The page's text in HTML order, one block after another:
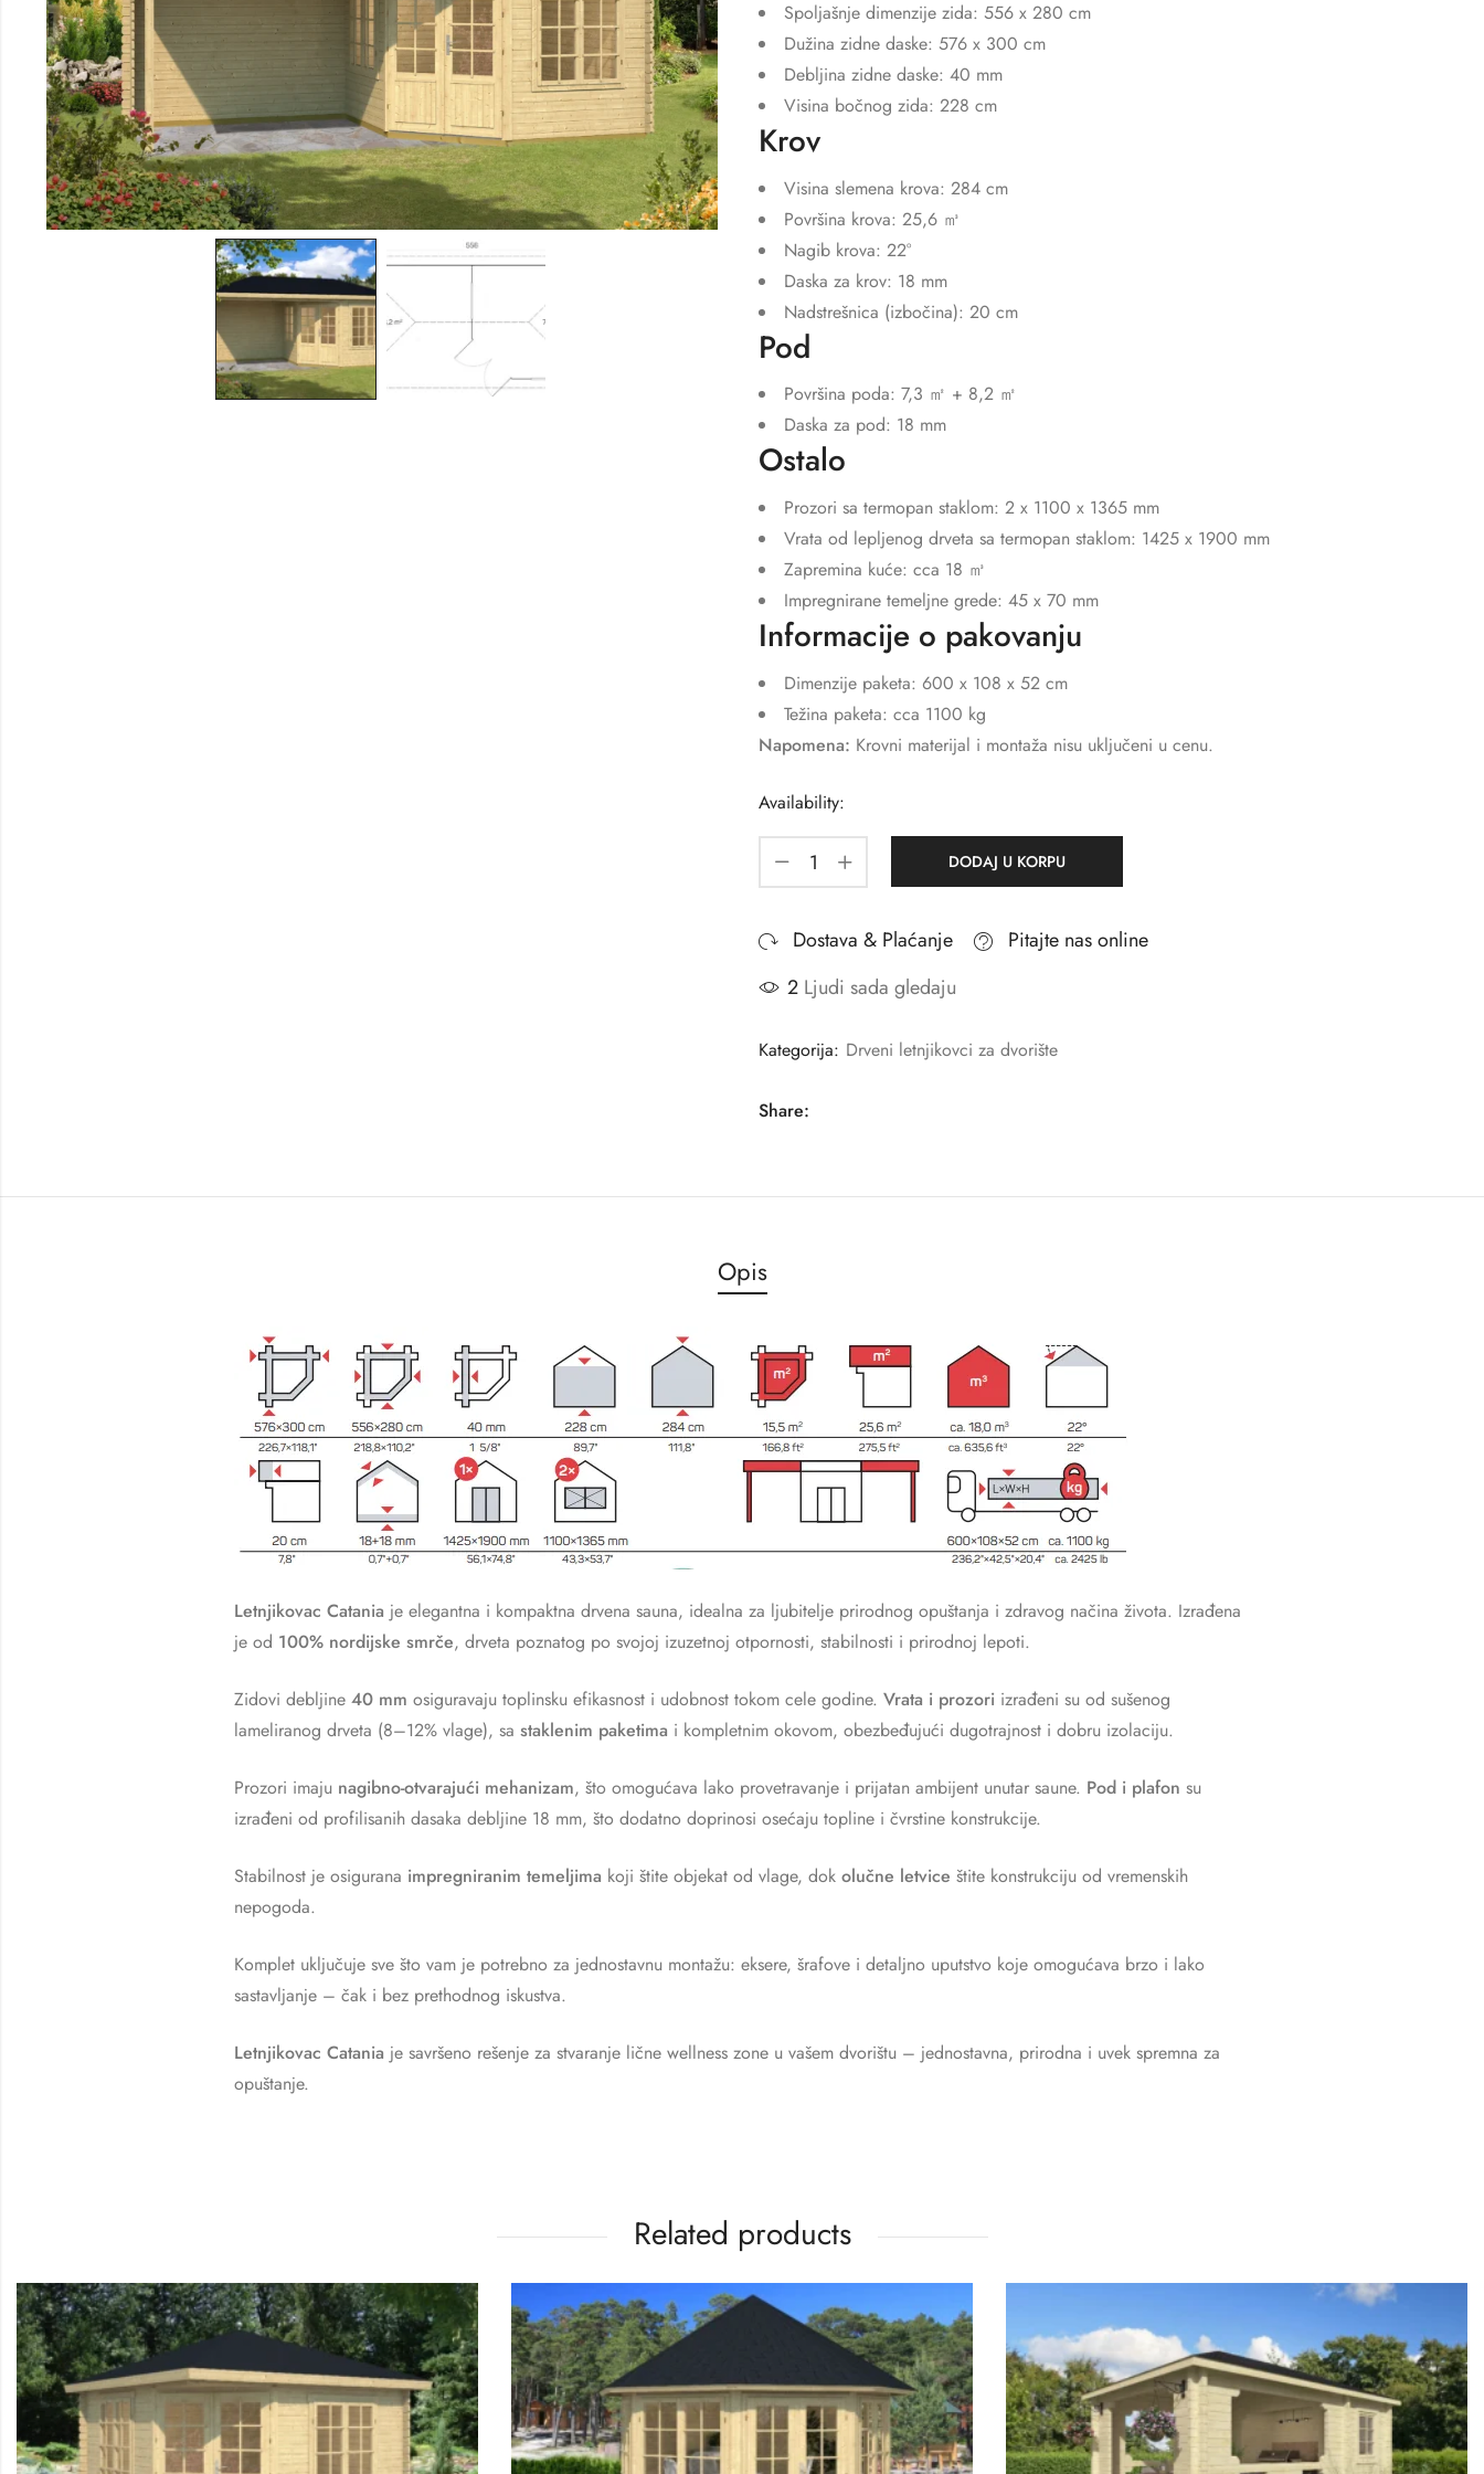
Spoljašnje dimenzije zida: 556 x 280 cm
Dužina zidne daske: 576 x 300 cm
Debljina zidne daske: 40 mm
Visina bočnog zida: 228 cm
Krov
Visina slemena krova: 284 cm
Površina krova: 25,6 ㎥
Nagib krova: 22°
Daska za krov: 18 mm
Nadstrešnica (izbočina): 20 cm
Pod
Površina poda: 7,3 ㎡ + 8,2 ㎡
Daska za pod: 18 mm
Ostalo
Prozori sa termopan staklom: 2 x 1100 x 1365 mm
Vrata od lepljenog drveta sa termopan staklom: 1425 x 1900 mm
Zapremina kuće: cca 18 ㎥
Impregnirane temeljne grede: 45 x 70 mm
Informacije o pakovanju
Dimenzije paketa: 600 x 108 x 52 cm
Težina paketa: cca 1100 kg
Napomena: Krovni materijal i montaža nisu uključeni u cenu.
Availability:
DODAJ U KORPU
Dostava & Plaćanje
Pitajte nas online
2 Ljudi sada gledaju
Kategorija: Drveni letnjikovci za dvorište
Share:
Opis
Letnjikovac Catania je elegantna i kompaktna drvena sauna, idealna za ljubitelje prirodnog opuštanja i zdravog načina života. Izrađena
je od 100% nordijske smrče, drveta poznatog po svojoj izuzetnoj otpornosti, stabilnosti i prirodnoj lepoti.
Zidovi debljine40 mm osiguravaju toplinsku efikasnost i udobnost tokom cele godine.Vrata i prozori izrađeni su od sušenog
lameliranog drveta (8–12% vlage), sastaklenim paketima i kompletnim okovom, obezbeđujući dugotrajnost i dobru izolaciju.
Prozori imaju nagibno-otvarajući mehanizam, što omogućava lako provetravanje i prijatan ambijent unutar saune. Pod i plafon su
izrađeni od profilisanih dasaka debljine 18 mm, što dodatno doprinosi osećaju topline i čvrstine konstrukcije.
Stabilnost je osigurana impregniranim temeljima koji štite objekat od vlage, dokolučne letvice štite konstrukciju od vremenskih
nepogoda.
Komplet uključuje sve što vam je potrebno za jednostavnu montažu: eksere, šrafove i detaljno uputstvo koje omogućava brzo i lako
sastavljanje – čak i bez prethodnog iskustva.
Letnjikovac Catania je savršeno rešenje za stvaranje lične wellness zone u vašem dvorištu – jednostavna, prirodna i uvek spremna za
opuštanje.
Related products